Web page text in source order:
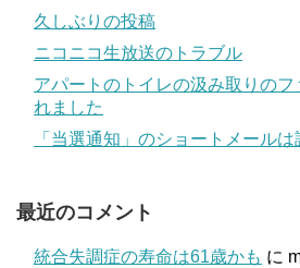
久しぶりの投稿
ニコニコ生放送のトラブル
アパートのトイレの汲み取りの
れました
「当選通知」のショートメールは
最近のコメント
統合失調症の寿命は61歳かも に